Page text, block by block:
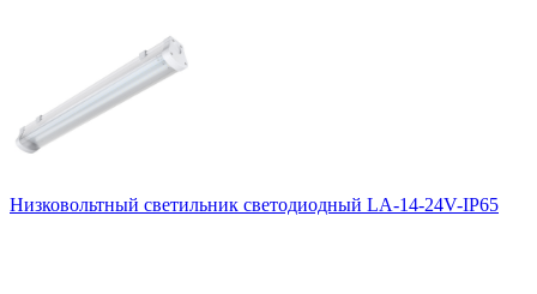
Низковольтный светильник светодиодный LA-14-24V-IP65